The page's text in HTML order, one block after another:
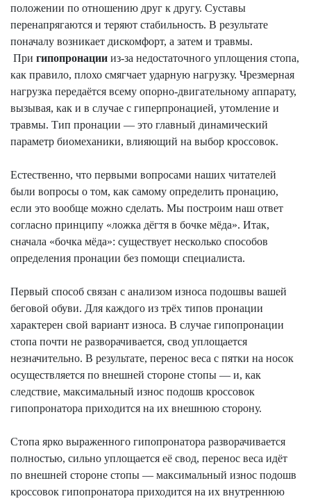
положении по отношению друг к другу. Суставы
перенапрягаются и теряют стабильность. В результате
поначалу возникает дискомфорт, а затем и травмы.
При гипопронации из-за недостаточного уплощения стопа,
как правило, плохо смягчает ударную нагрузку. Чрезмерная
нагрузка передаётся всему опорно-двигательному аппарату,
вызывая, как и в случае с гиперпронацией, утомление и
травмы. Тип пронации — это главный динамический
параметр биомеханики, влияющий на выбор кроссовок.
Естественно, что первыми вопросами наших читателей
были вопросы о том, как самому определить пронацию,
если это вообще можно сделать. Мы построим наш ответ
согласно принципу «ложка дёгтя в бочке мёда». Итак,
сначала «бочка мёда»: существует несколько способов
определения пронации без помощи специалиста.
Первый способ связан с анализом износа подошвы вашей
беговой обуви. Для каждого из трёх типов пронации
характерен свой вариант износа. В случае гипопронации
стопа почти не разворачивается, свод уплощается
незначительно. В результате, перенос веса с пятки на носок
осуществляется по внешней стороне стопы — и, как
следствие, максимальный износ подошв кроссовок
гипопронатора приходится на их внешнюю сторону.
Стопа ярко выраженного гипопронатора разворачивается
полностью, сильно уплощается её свод, перенос веса идёт
по внешней стороне стопы — максимальный износ подошв
кроссовок гипопронатора приходится на их внутреннюю